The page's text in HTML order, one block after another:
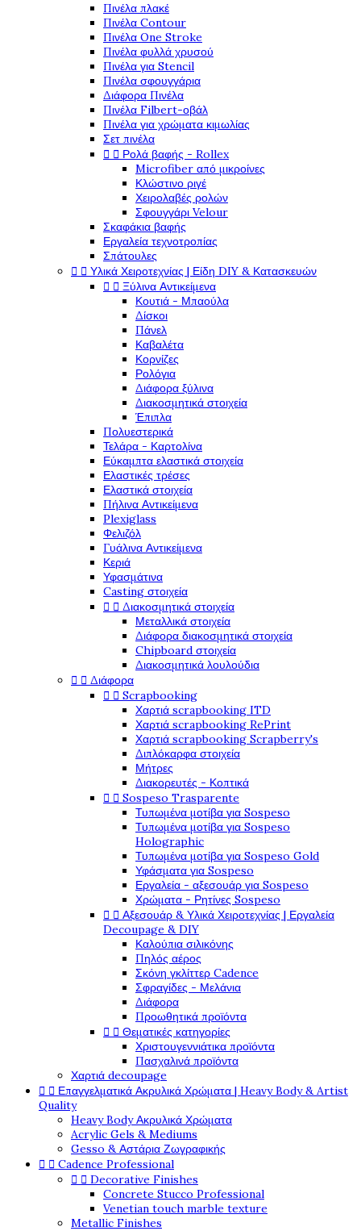
Πινέλα πλακέ
Πινέλα Contour
Πινέλα One Stroke
Πινέλα φυλλά χρυσού
Πινέλα για Stencil
Πινέλα σφουγγάρια
Διάφορα Πινέλα
Πινέλα Filbert-οβάλ
Πινέλα για χρώματα κιμωλίας
Σετ πινέλα
  Ρολά βαφής - Rollex
Microfiber από μικροίνες
Κλώστινο ριγέ
Χειρολαβές ρολών
Σφουγγάρι Velour
Σκαφάκια βαφής
Εργαλεία τεχνοτροπίας
Σπάτουλες
  Υλικά Χειροτεχνίας | Είδη DIY & Κατασκευών
  Ξύλινα Αντικείμενα
Κουτιά - Μπαούλα
Δίσκοι
Πάνελ
Καβαλέτα
Κορνίζες
Ρολόγια
Διάφορα ξύλινα
Διακοσμητικά στοιχεία
Έπιπλα
Πολυεστερικά
Τελάρα - Καρτολίνα
Εύκαμπτα ελαστικά στοιχεία
Ελαστικές τρέσες
Ελαστικά στοιχεία
Πήλινα Αντικείμενα
Plexiglass
Φελιζόλ
Γυάλινα Αντικείμενα
Κεριά
Υφασμάτινα
Casting στοιχεία
  Διακοσμητικά στοιχεία
Μεταλλικά στοιχεία
Διάφορα διακοσμητικά στοιχεία
Chipboard στοιχεία
Διακοσμητικά λουλούδια
  Διάφορα
  Scrapbooking
Χαρτιά scrapbooking ITD
Χαρτιά scrapbooking RePrint
Χαρτιά scrapbooking Scrapberry's
Διπλόκαρφα στοιχεία
Μήτρες
Διακορευτές - Κοπτικά
  Sospeso Trasparente
Τυπωμένα μοτίβα για Sospeso
Τυπωμένα μοτίβα για Sospeso
Holographic
Τυπωμένα μοτίβα για Sospeso Gold
Υφάσματα για Sospeso
Εργαλεία - αξεσουάρ για Sospeso
Χρώματα - Ρητίνες Sospeso
  Αξεσουάρ & Υλικά Χειροτεχνίας | Εργαλεία
Decoupage & DIY
Καλούπια σιλικόνης
Πηλός αέρος
Σκόνη γκλίττερ Cadence
Σφραγίδες - Μελάνια
Διάφορα
Προωθητικά προϊόντα
  Θεματικές κατηγορίες
Χριστουγεννιάτικα προϊόντα
Πασχαλινά προϊόντα
Χαρτιά decoupage
  Επαγγελματικά Ακρυλικά Χρώματα | Heavy Body & Artist
Quality
Heavy Body Ακρυλικά Χρώματα
Acrylic Gels & Mediums
Gesso & Αστάρια Ζωγραφικής
  Cadence Professional
  Decorative Finishes
Concrete Stucco Professional
Venetian touch marble texture
Metallic Finishes